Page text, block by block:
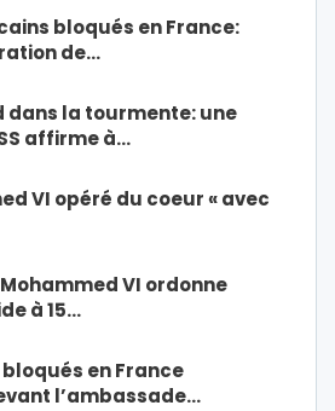
bloqués en France:
de…
dans la tourmente: une
affirme à…
VI opéré du coeur « avec
VI ordonne
à 15…
en France
l’ambassade…